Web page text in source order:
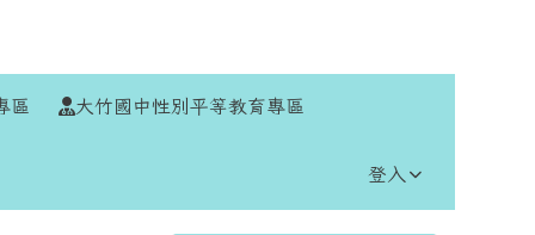
區 大竹國中性別平等教育專區
登入